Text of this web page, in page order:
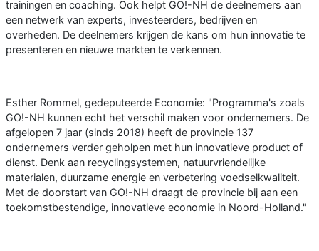
trainingen en coaching. Ook helpt GO!-NH de deelnemers aan
een netwerk van experts, investeerders, bedrijven en
overheden. De deelnemers krijgen de kans om hun innovatie te
presenteren en nieuwe markten te verkennen.
Esther Rommel, gedeputeerde Economie: "Programma's zoals
GO!-NH kunnen echt het verschil maken voor ondernemers. De
afgelopen 7 jaar (sinds 2018) heeft de provincie 137
ondernemers verder geholpen met hun innovatieve product of
dienst. Denk aan recyclingsystemen, natuurvriendelijke
materialen, duurzame energie en verbetering voedselkwaliteit.
Met de doorstart van GO!-NH draagt de provincie bij aan een
toekomstbestendige, innovatieve economie in Noord-Holland."